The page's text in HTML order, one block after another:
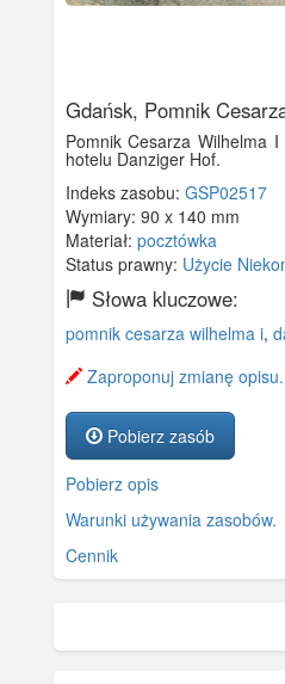
Gdańsk, Pomnik
Pomnik Cesarza Wilhelma
hotelu Danziger Hof.
Indeks zasobu: GSP02517
Wymiary: 90 x 140 mm
Materiał: pocztówka
Status prawny: Użycie
Słowa kluczowe:
pomnik cesarza wilhelma i,
Zaproponuj zmianę opisu.
Pobierz zasób
Pobierz opis
Warunki używania zasobów.
Cennik